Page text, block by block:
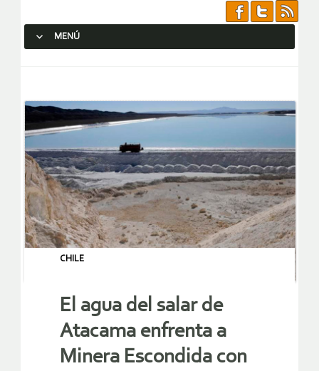
MENÚ
CHILE
El agua del salar de
Atacama enfrenta a
Minera Escondida con